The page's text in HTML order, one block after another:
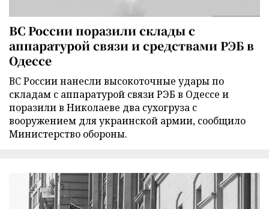
ВС России поразили склады с
аппаратурой связи и средствами РЭБ в
Одессе
ВС России нанесли высокоточные удары по
складам с аппаратурой связи РЭБ в Одессе и
поразили в Николаеве два сухогруза с
вооружением для украинской армии, сообщило
Министерство обороны.